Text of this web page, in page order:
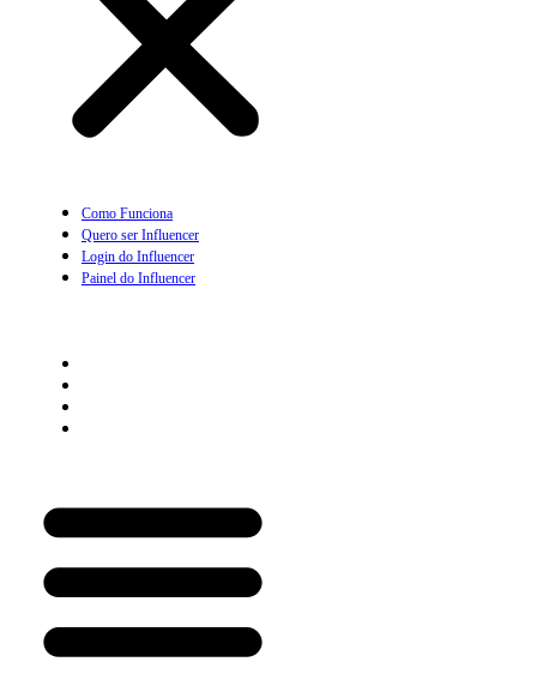
Como Funciona
Quero ser Influencer
Login do Influencer
Painel do Influencer